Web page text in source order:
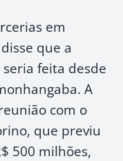
em
que a
feita desde
A
com o
que previu
500 milhões,